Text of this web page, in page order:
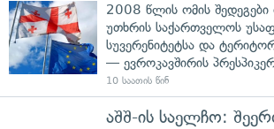
2008 წლის ომის
უთხრის საქართველოს
სუვერენიტეტსა და
— ევროკავშირის
10 საათის წინ
აშშ-ის საელჩო: